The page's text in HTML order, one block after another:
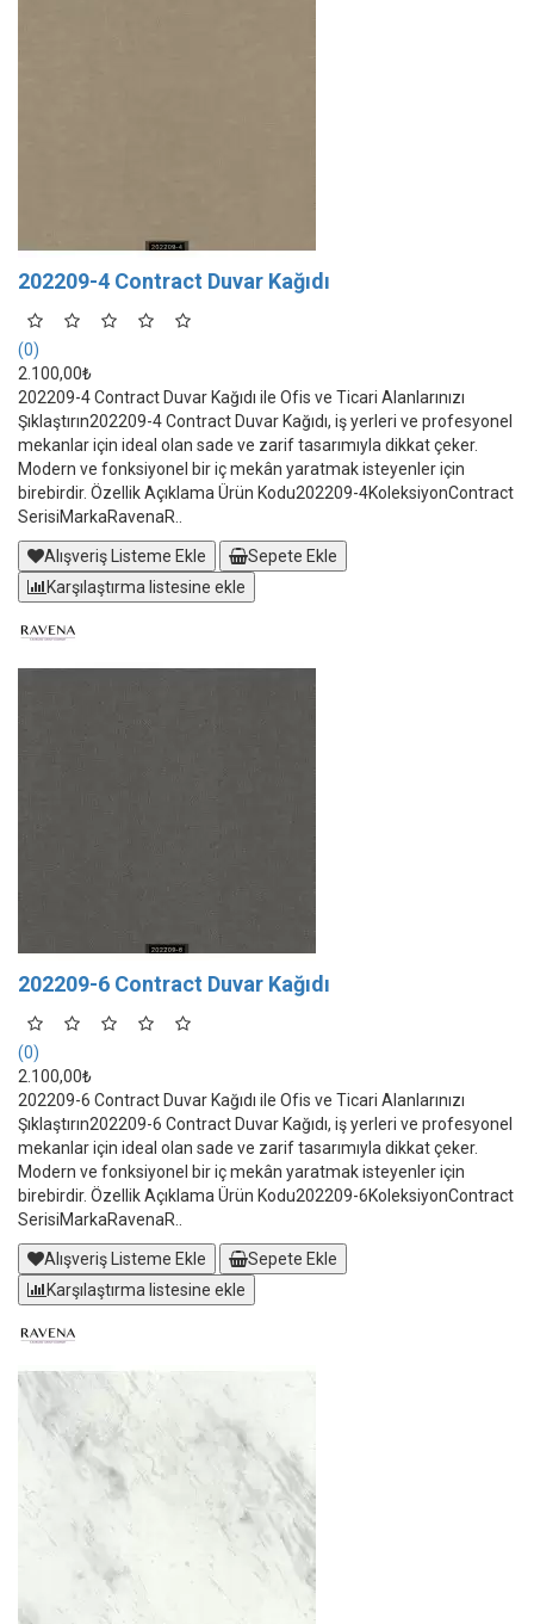
202209-4 Contract Duvar Kağıdı
(0)
2.100,00₺
202209-4 Contract Duvar Kağıdı ile Ofis ve Ticari Alanlarınızı
Şıklaştırın202209-4 Contract Duvar Kağıdı, iş yerleri ve profesyonel
mekanlar için ideal olan sade ve zarif tasarımıyla dikkat çeker.
Modern ve fonksiyonel bir iç mekân yaratmak isteyenler için
birebirdir. Özellik Açıklama Ürün Kodu202209-4KoleksiyonContract
SerisiMarkaRavenaR..
Alışveriş Listeme Ekle
Sepete Ekle
Karşılaştırma listesine ekle
202209-6 Contract Duvar Kağıdı
(0)
2.100,00₺
202209-6 Contract Duvar Kağıdı ile Ofis ve Ticari Alanlarınızı
Şıklaştırın202209-6 Contract Duvar Kağıdı, iş yerleri ve profesyonel
mekanlar için ideal olan sade ve zarif tasarımıyla dikkat çeker.
Modern ve fonksiyonel bir iç mekân yaratmak isteyenler için
birebirdir. Özellik Açıklama Ürün Kodu202209-6KoleksiyonContract
SerisiMarkaRavenaR..
Alışveriş Listeme Ekle
Sepete Ekle
Karşılaştırma listesine ekle